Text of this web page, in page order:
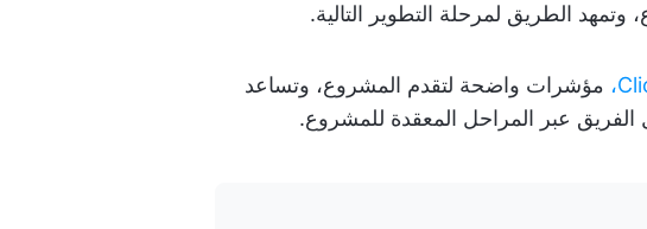
الطريق لمرحلة التطوير التالية.
مؤشرات واضحة لتقدم المشروع، وتساعد
الفريق عبر المراحل المعقدة للمشروع.